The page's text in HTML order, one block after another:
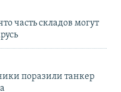
часть складов могут
поразили танкер